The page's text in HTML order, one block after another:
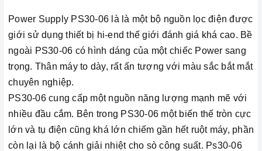
Power Supply PS30-06 là là một bộ nguồn lọc điện được
giới sử dụng thiết bị hi-end thế giới đánh giá khá cao. Bề
ngoài PS30-06 có hình dáng của một chiếc Power sang
trọng. Thân máy to dày, rất ấn tượng với màu sắc bắt mắt
chuyên nghiệp.
PS30-06 cung cấp một nguồn năng lượng mạnh mẽ với
nhiều đầu cắm. Bên trong PS30-06 một biến thế tròn cực
lớn và tụ điện cũng khá lớn chiếm gần hết ruột máy, phần
còn lại là bộ cánh giải nhiệt cho sò công suất. Ps30-06